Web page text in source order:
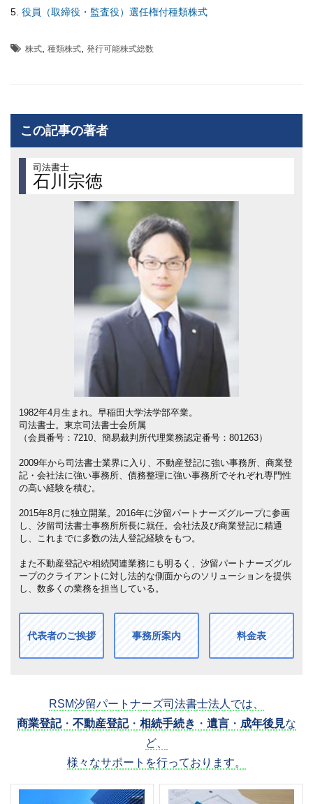
役員（取締役・監査役）選任権付種類株式
株式, 種類株式, 発行可能株式総数
この記事の著者
司法書士
石川宗徳
1982年4月生まれ。早稲田大学法学部卒業。
司法書士。東京司法書士会所属
（会員番号：7210、簡易裁判所代理業務認定番号：801263）
2009年から司法書士業界に入り、不動産登記に強い事務所、商業登
記・会社法に強い事務所、債務整理に強い事務所でそれぞれ専門性
の高い経験を積む。
2015年8月に独立開業。2016年に汐留パートナーズグループに参画
し、汐留司法書士事務所所長に就任。会社法及び商業登記に精通
し、これまでに多数の法人登記経験をもつ。
また不動産登記や相続関連業務にも明るく、汐留パートナーズグル
ープのクライアントに対し法的な側面からのソリューションを提供
し、数多くの業務を担当している。
代表者のご挨拶 事務所案内 料金表
RSM汐留パートナーズ司法書士法人では、
商業登記・ 不動産登記・ 相続手続き ・ 遺言 ・ 成年後見な
ど、
様々なサポートを行っております。